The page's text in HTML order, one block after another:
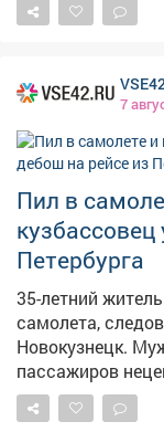
видеоролики с
неонацизма.
насилию,
о совершенных
изготовления
районный суд
под стражей до
исключить
уничтожение
что обвиняемый
Адвокат подал
Кемеровский
без изменения,
этом сообщили
7
Пил в
Петербурга
35-летний
самолета,
Новокузнецк.
пассажиров
замечания экипажа. Сообщение о
пассажире